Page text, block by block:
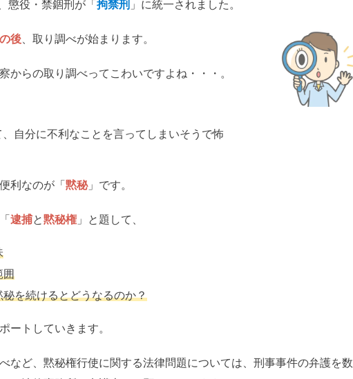
懲役・禁錮刑が「拘禁刑 」に統一されました。
後 、取り調べが始まります。
からの取り調べってこわいですよね・・・。
、自分に不利なことを言ってしまいそうで怖
利なのが「黙秘」です。
逮捕と黙秘権」と題して、
囲
秘を続けるとどうなるのか？
ートしていきます。
など、黙秘権行使に関する法律問題については、刑事事件の弁護を数